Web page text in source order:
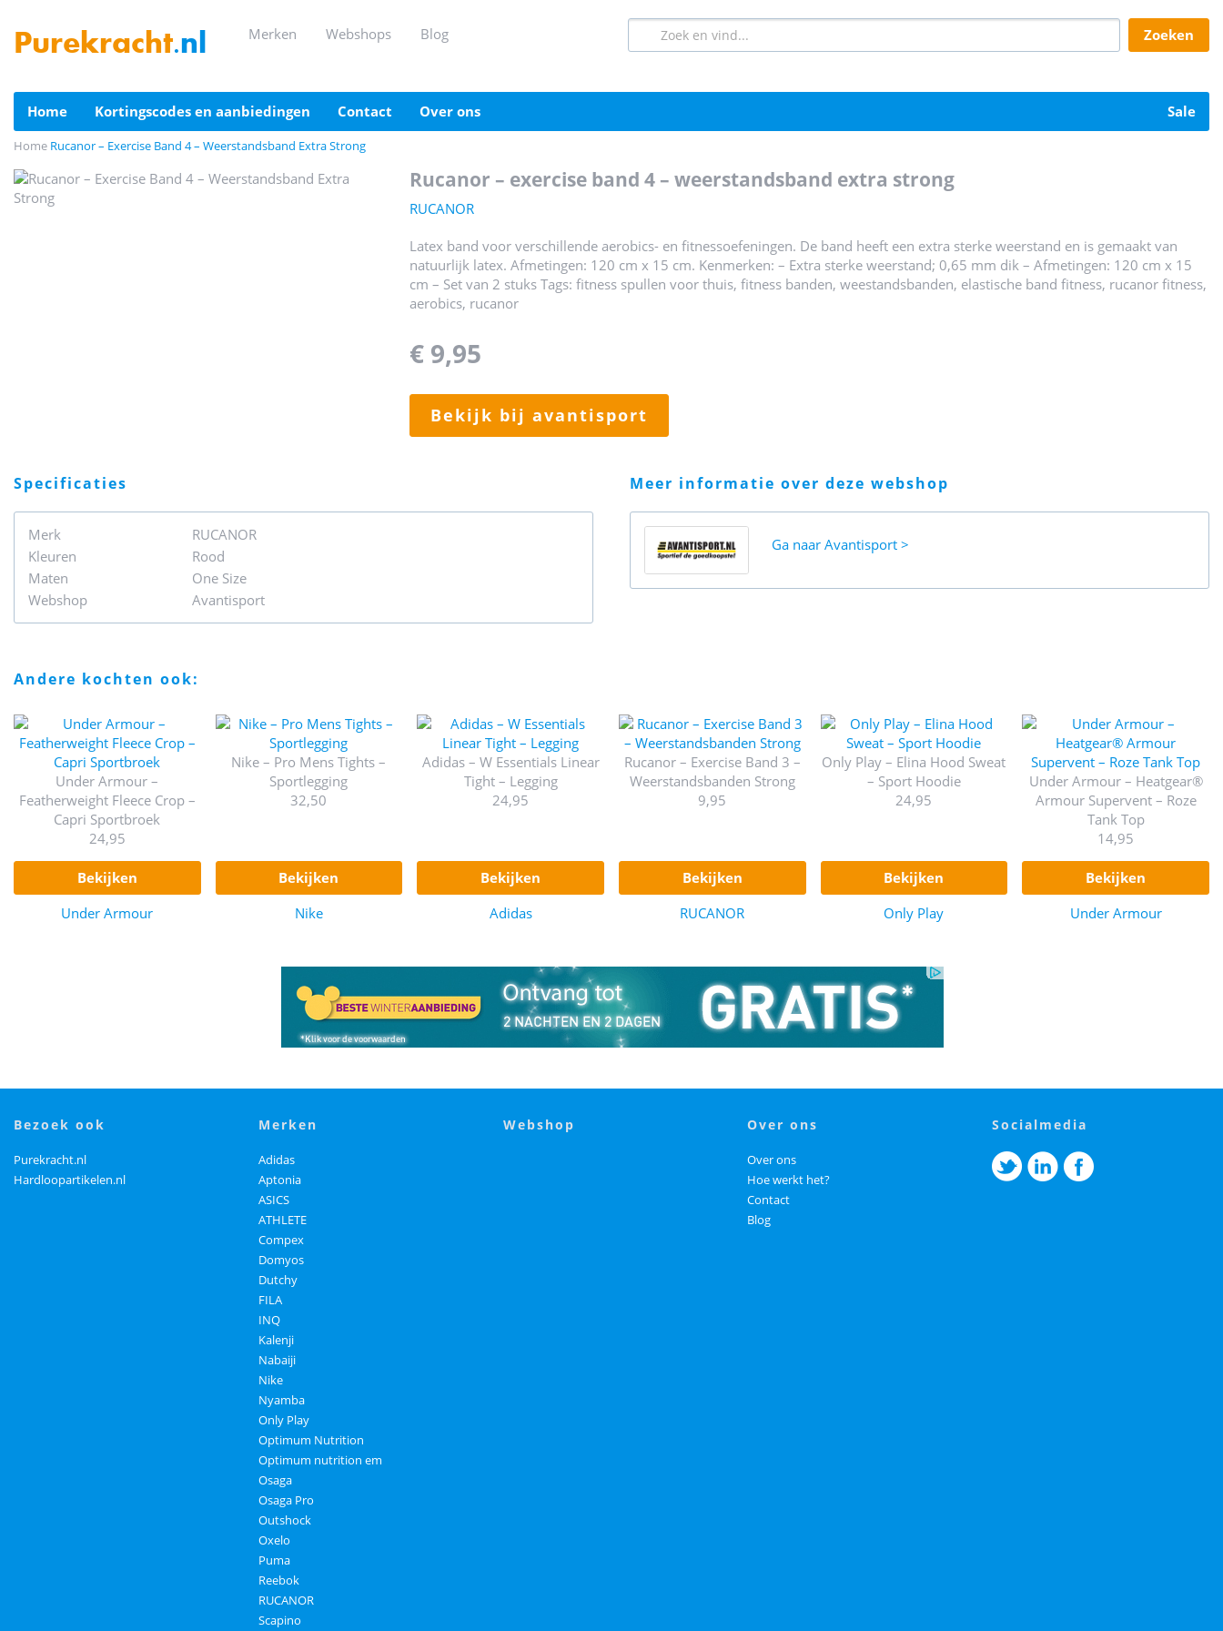
Purekracht.nl merken webshops blog zoeken
home kortingscodes en aanbiedingen contact over ons sale
Home Rucanor – Exercise Band 4 – Weerstandsband Extra Strong
rucanor – exercise band 4 – weerstandsband extra strong
RUCANOR
Latex band voor verschillende aerobics- en fitnessoefeningen. De band heeft een extra sterke weerstand en is gemaakt van
natuurlijk latex. Afmetingen: 120 cm x 15 cm. Kenmerken: – Extra sterke weerstand; 0,65 mm dik – Afmetingen: 120 cm x 15
cm – Set van 2 stuks Tags: fitness spullen voor thuis, fitness banden, weestandsbanden, elastische band fitness, rucanor fitness,
aerobics, rucanor
€ 9,95
bekijk bij avantisport
specificaties
Merk
RUCANOR
Kleuren
Rood
Maten
One Size
Webshop
Avantisport
meer informatie over deze webshop
Ga naar Avantisport
andere kochten ook:
Under Armour –
Featherweight Fleece Crop –
Capri Sportbroek
24,95
bekijken
Under Armour
Nike – Pro Mens Tights –
Sportlegging
32,50
bekijken
Nike
Adidas – W Essentials Linear
Tight – Legging
24,95
bekijken
Adidas
Rucanor – Exercise Band 3 –
Weerstandsbanden Strong
9,95
bekijken
RUCANOR
Only Play – Elina Hood Sweat
– Sport Hoodie
24,95
bekijken
Only Play
Under Armour – Heatgear®
Armour Supervent – Roze
Tank Top
14,95
bekijken
Under Armour
bezoek ook
Purekracht.nl
Hardloopartikelen.nl
merken
Adidas
Aptonia
ASICS
ATHLETE
Compex
Domyos
Dutchy
FILA
INQ
Kalenji
Nabaiji
Nike
Nyamba
Only Play
Optimum Nutrition
Optimum nutrition em
Osaga
Osaga Pro
Outshock
Oxelo
Puma
Reebok
RUCANOR
Scapino
webshop over ons
Over ons
Hoe werkt het?
Contact
Blog
socialmedia